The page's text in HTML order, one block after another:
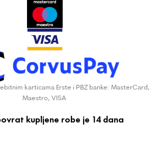
karticama Erste i PBZ banke: MasterCard,
Maestro, VISA
kupljene robe je 14 dana